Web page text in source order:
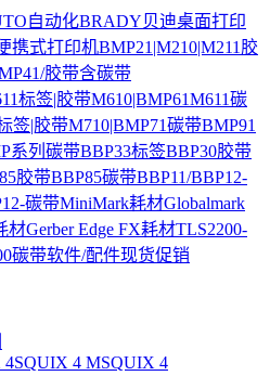
自动化BRADY贝迪桌面打印
携式打印机BMP21|M210|M211胶
胶带含碳带
标签|胶带M610|BMP61M611碳
签|胶带M710|BMP71碳带BMP91
系列碳带BBP33标签BBP30胶带
胶带BBP85碳带BBP11/BBP12-
碳带MiniMark耗材Globalmark
材Gerber Edge FX耗材TLS2200-
碳带软件/配件现货促销
4SQUIX 4 MSQUIX 4